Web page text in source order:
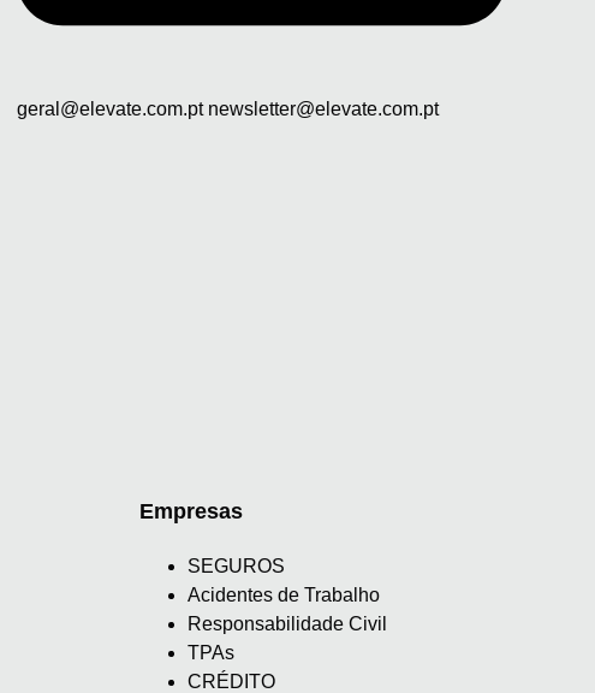
geral@elevate.com.pt newsletter@elevate.com.pt
Empresas
SEGUROS
Acidentes de Trabalho
Responsabilidade Civil
TPAs
CRÉDITO